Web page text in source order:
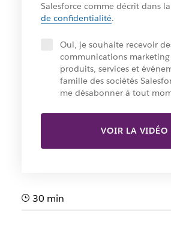
Salesforce comme décrit dans la
de confidentialité.
Oui, je souhaite recevoir
communications marketing
produits, services et
famille des sociétés
me désabonner à tout
VOIR LA VIDÉO
30 min